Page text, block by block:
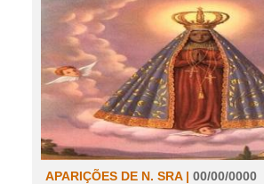
APARIÇÕES DE N. SRA | 00/00/0000